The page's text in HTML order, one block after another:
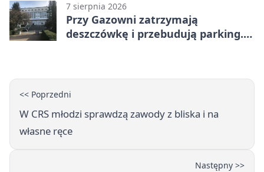
7 sierpnia 2026
Przy Gazowni zatrzymają
deszczówkę i przebudują parking.
<< Poprzedni
W CRS młodzi sprawdzą zawody z bliska i na
własne ręce
Następny >>